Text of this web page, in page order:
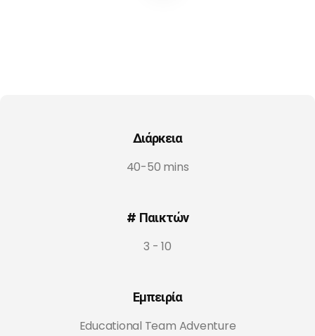
Διάρκεια
40-50 mins
# Παικτών
3 - 10
Εμπειρία
Educational Team Adventure